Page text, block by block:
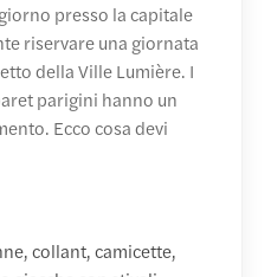
presso la capitale
riservare una giornata
della Ville Lumière. I
parigini hanno un
Ecco cosa devi
collant, camicette,